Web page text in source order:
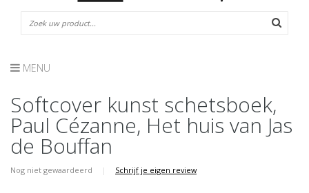
MENU
Softcover kunst schetsboek,
Paul Cézanne, Het huis van Jas
de Bouffan
Nog niet gewaardeerd | Schrijf je eigen review